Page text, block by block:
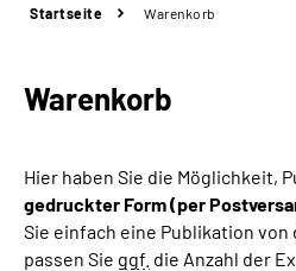
Rente
Beratung & Kontakt
Experten
Startseite Warenkorb
Warenkorb
Hier haben Sie die Möglichkeit,
gedruckter Form (per
Sie einfach eine Publikation von
passen Sie ggf. die Anzahl der